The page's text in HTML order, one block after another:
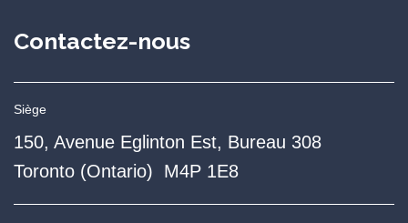
Contactez-nous
Siège
150, Avenue Eglinton Est, Bureau 308
Toronto (Ontario) M4P 1E8